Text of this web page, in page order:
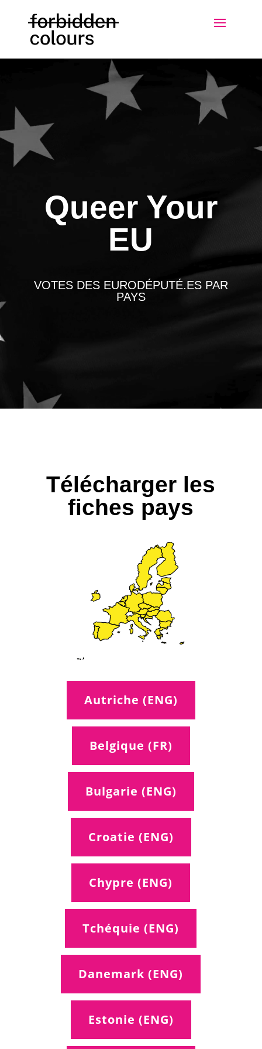
Queer Your
EU
VOTES DES EURODÉPUTÉ.ES PAR
PAYS
Télécharger les
fiches pays
Autriche (ENG)
Belgique (FR)
Bulgarie (ENG)
Croatie (ENG)
Chypre (ENG)
Tchéquie (ENG)
Danemark (ENG)
Estonie (ENG)